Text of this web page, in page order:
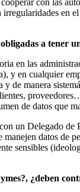
irregularidades en
a tener
en las
y en cualquier
y de manera
de datos que
un Delegado de
datos de
sensibles
¿deben